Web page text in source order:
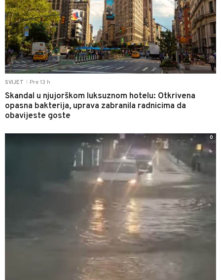
SVIJET Pre 13 h
Skandal u njujorškom luksuznom hotelu: Otkrivena
opasna bakterija, uprava zabranila radnicima da
obavijeste goste
0